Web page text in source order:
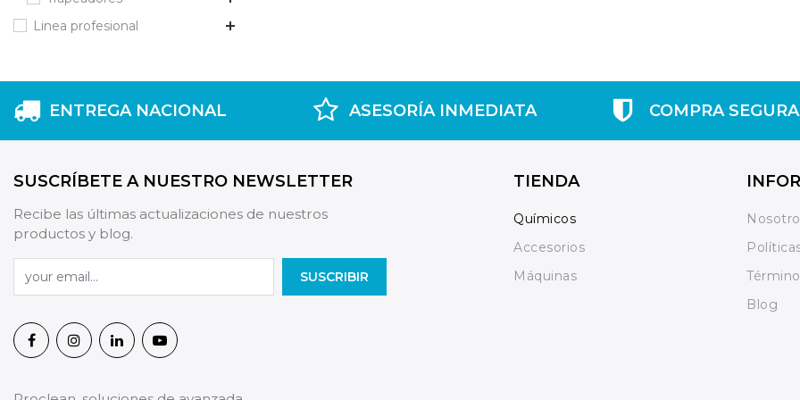
Linea profesional
ENTREGA NACIONAL ASESORÍA INMEDIATA COMPRA SEGURA
SUSCRÍBETE A NUESTRO NEWSLETTER
Recibe las últimas actualizaciones de nuestros
productos y blog.
SUSCRIBIR
TIENDA
Químicos
Accesorios
Máquinas
Blog